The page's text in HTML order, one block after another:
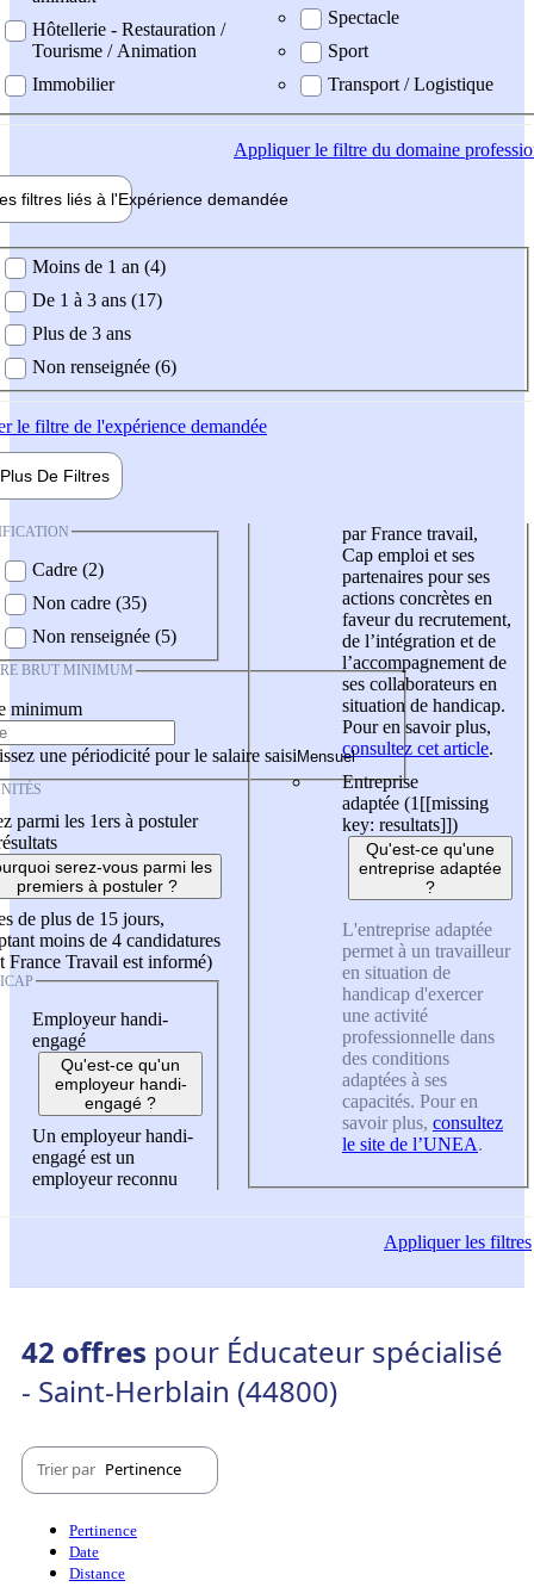
Hôtellerie - Restauration /
Tourisme / Animation
Immobilier
Spectacle
Sport
Transport / Logistique
Appliquerle filtre du domaine
filtres liés à l'Expérience demandée
demandée
Moins de 1 an (4)
De 1 à 3 ans (17)
Plus de 3 ans
Non renseignée (6)
le filtre de l'expérience demandée
Plus De Filtres
Cadre (2)
Non cadre (35)
Non renseignée (5)
BRUT MINIMUM
minimum
une périodicité pour le salaire saisi
parmi les 1ers à postuler
serez-vous parmi les
premiers à postuler ?
de plus de 15 jours,
moins de 4 candidatures
France Travail est informé)
Employeur handi-
engagé
Qu'est-ce qu'un
employeur handi-
engagé ?
Un employeur handi-
engagé est un
employeur reconnu
par France travail,
Cap emploi et ses
partenaires pour ses
actions concrètes en
faveur du recrutement,
de l’intégration et de
l’accompagnement de
ses collaborateurs en
situation de handicap.
Pour en savoir plus,
consultez cet article.
Entreprise
adaptée (1 [[missing
key: resultats]])
Qu'est-ce qu'une
entreprise adaptée
?
L'entreprise adaptée
permet à un travailleur
en situation de
handicap d'exercer
une activité
professionnelle dans
des conditions
adaptées à ses
capacités. Pour en
savoir plus, consultez
le site de l’UNEA.
Appliquerles filtres
42 offres pour Éducateur spécialisé
- Saint-Herblain (44800)
Trier par Pertinence
Pertinence
Date
Distance